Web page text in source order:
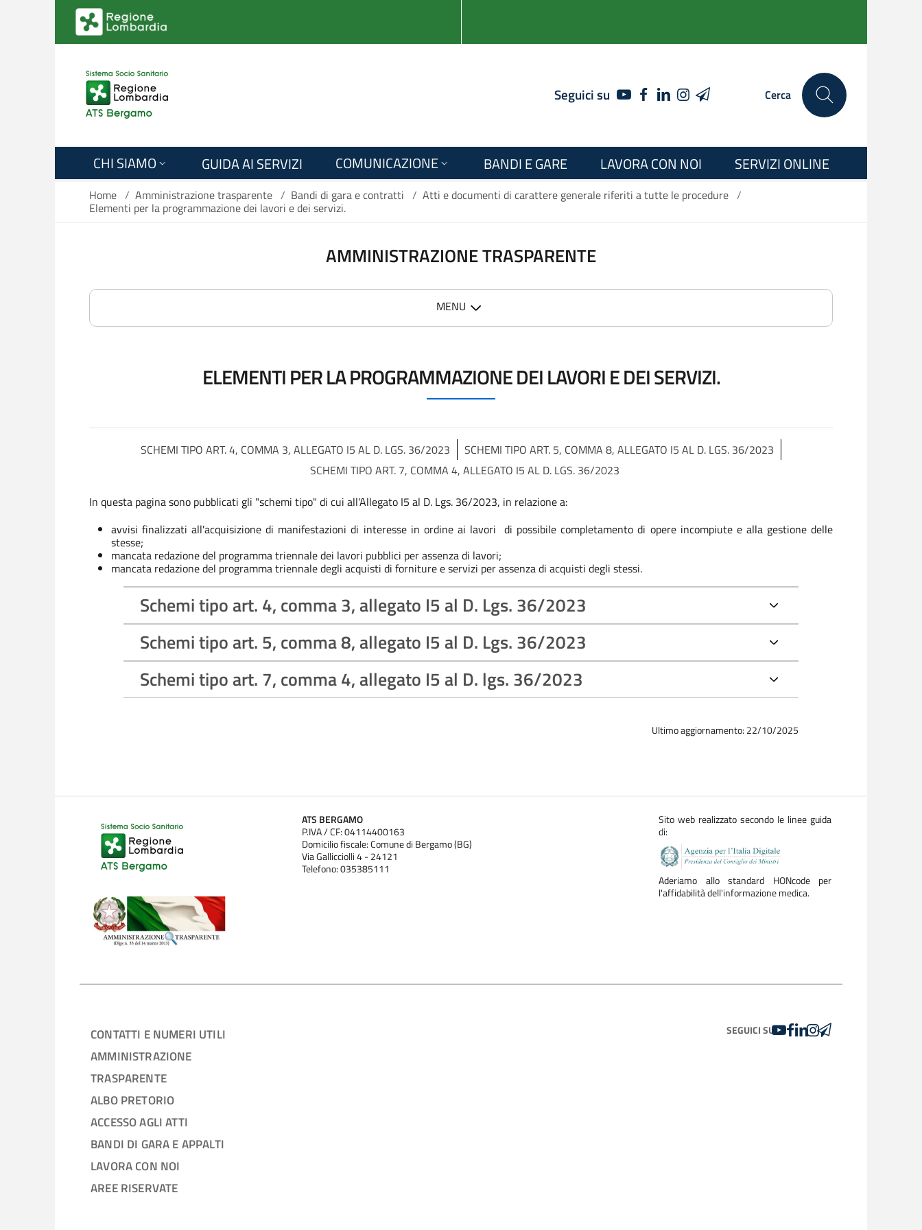
Salta al contenuto principale
Seguici su YOUTUBEFACEBOOK
LINKEDIN
INSTAGRAM
TELEGRAM Cerca
CHI SIAMO GUIDA AI SERVIZI COMUNICAZIONE BANDI E GARE LAVORA CON NOI SERVIZI ONLINE
Home / Amministrazione trasparente / Bandi di gara e contratti / Atti e documenti di carattere generale riferiti a tutte le procedure /
Elementi per la programmazione dei lavori e dei servizi.
AMMINISTRAZIONE TRASPARENTE
MENU
ELEMENTI PER LA PROGRAMMAZIONE DEI LAVORI E DEI SERVIZI.
SCHEMI TIPO ART. 4, COMMA 3, ALLEGATO I5 AL D. LGS. 36/2023
SCHEMI TIPO ART. 5, COMMA 8, ALLEGATO I5 AL D. LGS. 36/2023
SCHEMI TIPO ART. 7, COMMA 4, ALLEGATO I5 AL D. LGS. 36/2023
In questa pagina sono pubblicati gli "schemi tipo" di cui all'Allegato I5 al D. Lgs. 36/2023, in relazione a:
avvisi finalizzati all'acquisizione di manifestazioni di interesse in ordine ai lavori di possibile completamento di opere incompiute e alla gestione delle
stesse;
mancata redazione del programma triennale dei lavori pubblici per assenza di lavori;
mancata redazione del programma triennale degli acquisti di forniture e servizi per assenza di acquisti degli stessi.
Schemi tipo art. 4, comma 3, allegato I5 al D. Lgs. 36/2023
Schemi tipo art. 5, comma 8, allegato I5 al D. Lgs. 36/2023
Schemi tipo art. 7, comma 4, allegato I5 al D. lgs. 36/2023
Ultimo aggiornamento: 22/10/2025
ATS BERGAMO
P.IVA / CF: 04114400163
Domicilio fiscale: Comune di Bergamo (BG)
Via Gallicciolli 4 - 24121
Telefono: 035385111
Sito web realizzato secondo le linee guida
di:
Aderiamo allo standard HONcode per
l'affidabilità dell'informazione medica.
CONTATTI E NUMERI UTILI
AMMINISTRAZIONE
TRASPARENTE
ALBO PRETORIO
ACCESSO AGLI ATTI
BANDI DI GARA E APPALTI
LAVORA CON NOI
AREE RISERVATE
SEGUICI SUYOUTUBE
FACEBOOK
LINKEDIN
INSTAGRAM
TELEGRAM